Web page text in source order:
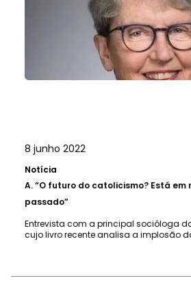
8 junho 2022
Notícia
A.“O futuro do catolicismo? Está em
passado”
Entrevista com a principal socióloga
cujo livro recente analisa a implosão